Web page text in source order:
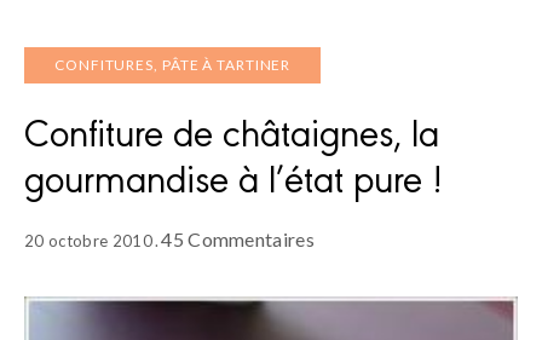
CONFITURES, PÂTE À TARTINER
Confiture de châtaignes, la
gourmandise à l’état pure !
20 octobre 2010 45 Commentaires